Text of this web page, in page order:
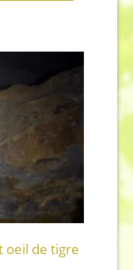
oeil de tigre